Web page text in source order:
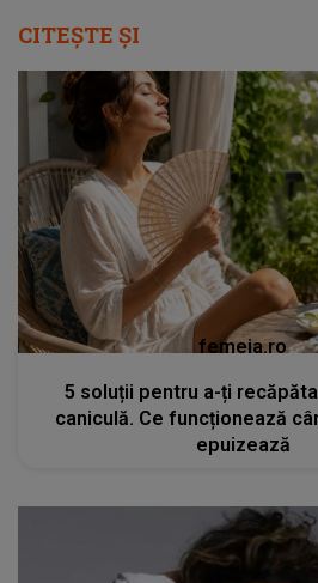
CITEȘTE ȘI
femeia.ro
5 soluții pentru a-ți
caniculă. Ce funcționează
epuizează